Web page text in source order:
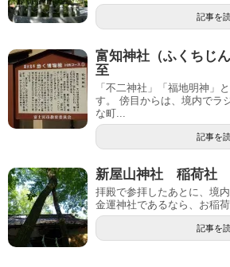
記事を
富知神社（ふくちじ
至
「不二神社」「福地明神」
す。 傍目からは、境内でラ
な町...
記事を
新屋山神社 稲荷社
拝殿で参拝したあとに、境
金運神社であるなら、お稲
記事を